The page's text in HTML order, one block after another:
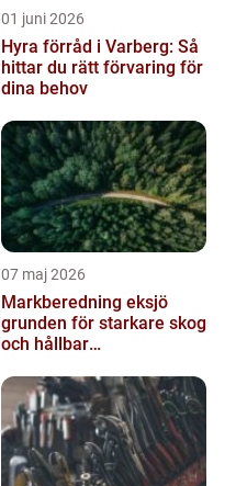
01 juni 2026
Hyra förråd i Varberg: Så
hittar du rätt förvaring för
dina behov
07 maj 2026
Markberedning eksjö
grunden för starkare skog
och hållbar